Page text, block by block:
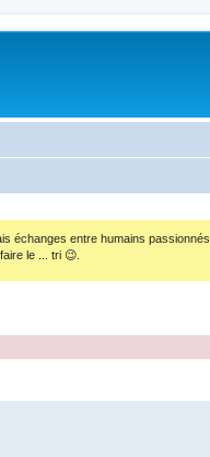
échanges entre humains passionnés.
le ... tri 😉.